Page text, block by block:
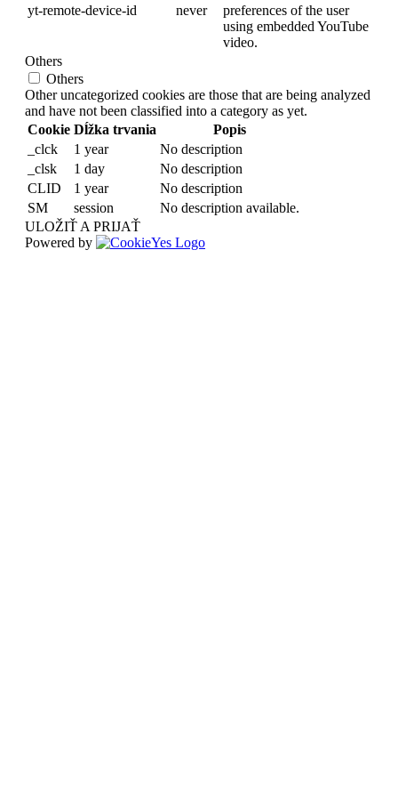
yt-remote-device-id never
preferences of the user
using embedded YouTube
video.
Others
Others
Other uncategorized cookies are those that are being analyzed
and have not been classified into a category as yet.
Cookie Dĺžka trvania
Popis
_clck
1 year
No description
_clsk
1 day
No description
CLID
1 year
No description
SM
session
No description available.
ULOŽIŤ A PRIJAŤ
Powered by